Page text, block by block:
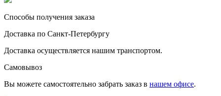
Способы получения заказа
Доставка по Санкт-Петербургу
Доставка осуществляется нашим транспортом.
Самовывоз
Вы можете самостоятельно забрать заказ в нашем офисе.